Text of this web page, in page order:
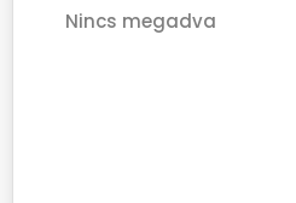
Nincs megadva